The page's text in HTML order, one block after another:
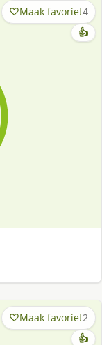
Maak favoriet4
👍
Maak favoriet2
👍